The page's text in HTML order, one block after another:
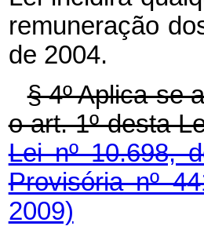
remuneração
de 2004.
§ 4º Aplica-se
o art. 1º desta
Lei nº 10.698,
Provisória nº
2009)